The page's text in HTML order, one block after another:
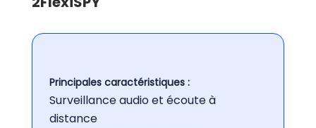
Principales caractéristiques :
Surveillance audio et écoute à
distance